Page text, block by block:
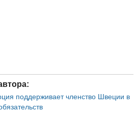
поддерживает членство Швеции в